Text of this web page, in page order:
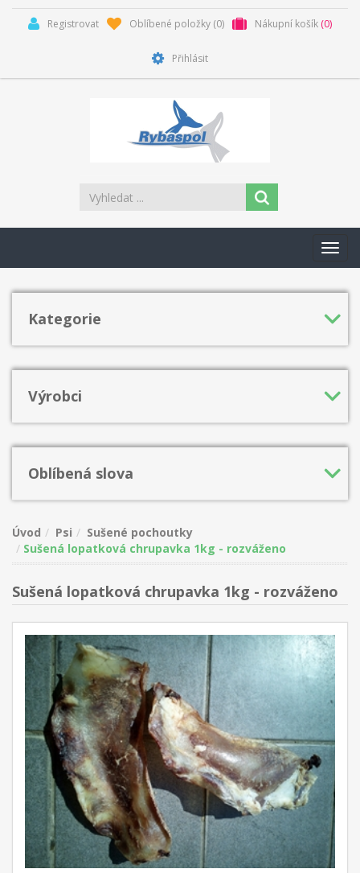
Registrovat Oblíbené položky (0) Nákupní košík (0)
Přihlásit
Kategorie
Výrobci
Oblíbená slova
Úvod Psi
Sušené pochoutky
Sušená lopatková chrupavka 1kg - rozváženo
Sušená lopatková chrupavka 1kg - rozváženo